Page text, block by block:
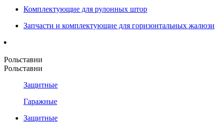
Комплектующие для рулонных штор
Запчасти и комплектующие для горизонтальных жалюзи
Рольставни
Рольставни
Защитные
Гаражные
Защитные